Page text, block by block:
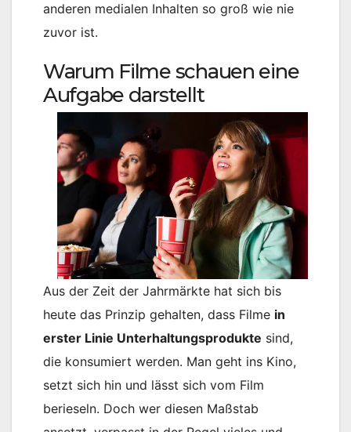
anderen medialen Inhalten so groß wie nie
zuvor ist.
Warum Filme schauen eine
Aufgabe darstellt
Aus der Zeit der Jahrmärkte hat sich bis
heute das Prinzip gehalten, dass Filme in
erster Linie Unterhaltungsprodukte sind,
die konsumiert werden. Man geht ins Kino,
setzt sich hin und lässt sich vom Film
berieseln. Doch wer diesen Maßstab